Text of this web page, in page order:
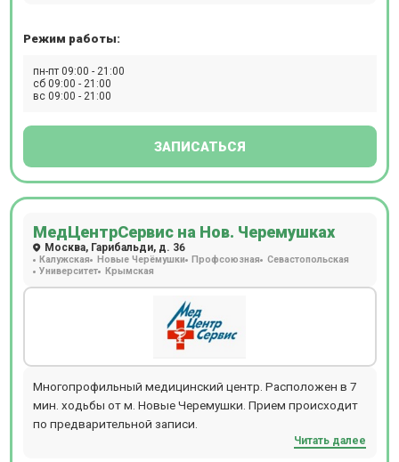
Режим работы:
пн-пт 09:00 - 21:00
сб 09:00 - 21:00
вс 09:00 - 21:00
ЗАПИСАТЬСЯ
МедЦентрСервис на Нов. Черемушках
Москва, Гарибальди, д. 36
Калужская Новые Черёмушки Профсоюзная Севастопольская
Университет Крымская
Многопрофильный медицинский центр. Расположен в 7
мин. ходьбы от м. Новые Черемушки. Прием происходит
по предварительной записи.
Читать далее